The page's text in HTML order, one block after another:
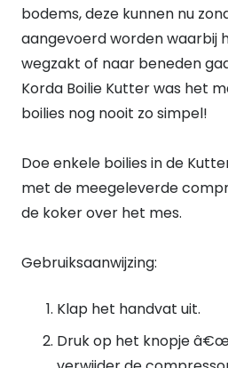
bodems, deze kunnen nu
aangevoerd worden waarbij
wegzakt of naar beneden
Korda Boilie Kutter was het
boilies nog nooit zo simpel!
Doe enkele boilies in de
met de meegeleverde
de koker over het mes.
Gebruiksaanwijzing:
Klap het handvat uit.
Druk op het knopje